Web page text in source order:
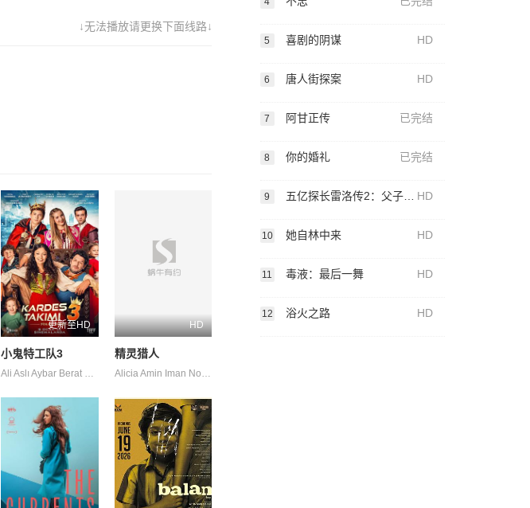
↓无法播放请更换下面线路↓
更新至HD
小鬼特工队3
Ali Aslı Aybar Berat Ceyda Efe Kasabalı Mehmet Parlar Yaren 卡根·埃菲·阿克 埃克林·苏·乔班 居尔汉·特金 盖杰·伊西克·德米雷尔 科尔汗·赫尔杜兰 费拉特·阿尔拜伦
HD
精灵猎人
Alicia Amin Iman Norreen 吕杨 雷米·伊沙克
5 喜剧的阴谋 HD
6 唐人街探案 HD
7 阿甘正传 已完结
8 你的婚礼 已完结
9 五亿探长雷洛传2：父子情仇粤语 HD
10 她自林中来 HD
11 毒液：最后一舞 HD
12 浴火之路 HD